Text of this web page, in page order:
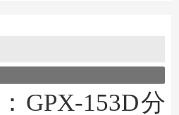
：GPX-153D分